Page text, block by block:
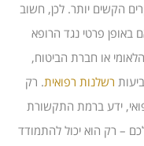
הקשים יותר. לכן, חשוב
באופן פרטי נגד הרופא
או חברת הביטוח,
רשלנות רפואית. רק
ידע ברמת התקשורת
– רק הוא יכול להתמודד